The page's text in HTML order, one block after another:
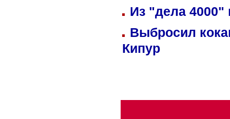
Из "дела 4000"
Выбросил
Кипур